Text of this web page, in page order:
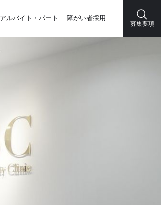
アルバイト・パート 障がい者採用
募集要項